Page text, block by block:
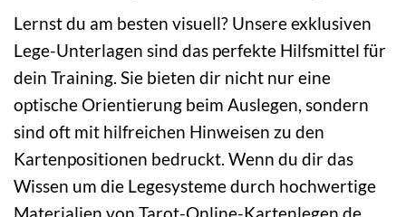
Lernst du am besten visuell? Unsere exklusiven
Lege-Unterlagen sind das perfekte Hilfsmittel für
dein Training. Sie bieten dir nicht nur eine
optische Orientierung beim Auslegen, sondern
sind oft mit hilfreichen Hinweisen zu den
Kartenpositionen bedruckt. Wenn du dir das
Wissen um die Legesysteme durch hochwertige
Materialien von Tarot-Online-Kartenlegen.de